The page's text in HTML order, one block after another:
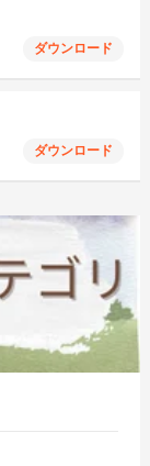
ダウンロード
ダウンロード